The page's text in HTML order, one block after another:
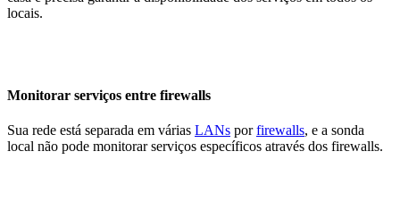
locais.
Monitorar serviços entre firewalls
Sua rede está separada em várias LANs porfirewalls, e a sonda
local não pode monitorar serviços específicos através dos firewalls.